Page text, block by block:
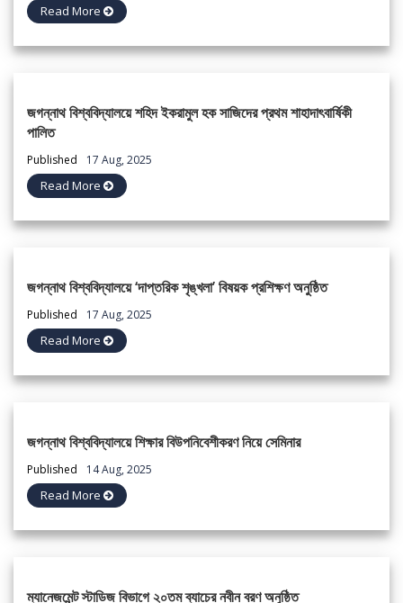
Read More
জগন্নাথ বিশ্ববিদ্যালয়ে শহিদ ইকরামুল হক সাজিদের প্রথম শাহাদাৎবার্ষিকী
পালিত
Published 17 Aug, 2025
Read More
জগন্নাথ বিশ্ববিদ্যালয়ে ‘দাপ্তরিক শৃঙ্খলা’ বিষয়ক প্রশিক্ষণ অনুষ্ঠিত
Published 17 Aug, 2025
Read More
জগন্নাথ বিশ্ববিদ্যালয়ে শিক্ষার বিউপনিবেশীকরণ নিয়ে সেমিনার
Published 14 Aug, 2025
Read More
ম্যানেজমেন্ট স্টাডিজ বিভাগে ২০তম ব্যাচের নবীন বরণ অনুষ্ঠিত